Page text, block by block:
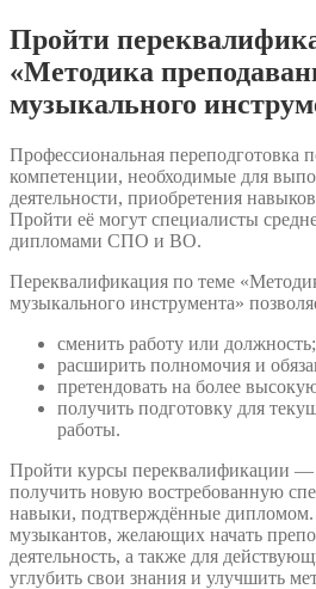
Пройти
«Методика
музыкального
Профессиональная переподготовка
компетенции, необходимые для
деятельности, приобретения
Пройти её могут специалисты
дипломами СПО и ВО.
Переквалификация по теме
музыкального инструмента»
сменить работу или должность;
расширить полномочия и
претендовать на более
получить подготовку для
работы.
Пройти курсы переквалификации —
получить новую востребованную
навыки, подтверждённые дипломом.
музыкантов, желающих начать
деятельность, а также для
углубить свои знания и улучшить